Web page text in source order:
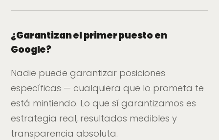
¿Garantizan el primer puesto en
Google?
Nadie puede garantizar posiciones
específicas — cualquiera que lo prometa te
está mintiendo. Lo que sí garantizamos es
estrategia real, resultados medibles y
transparencia absoluta.